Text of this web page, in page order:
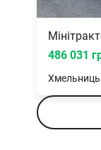
486 031